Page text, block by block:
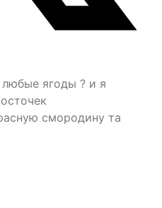
ягоды ? и я
смородину та